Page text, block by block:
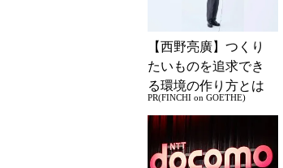
【西野亮廣】つくり
たいものを追求でき
る環境の作り方とは
PR(FINCHI on GOETHE)